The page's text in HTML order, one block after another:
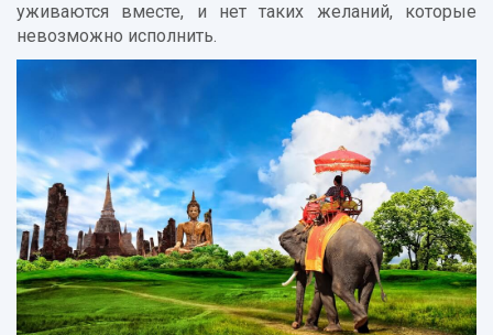
уживаются вместе, и нет таких желаний, которые
невозможно исполнить.